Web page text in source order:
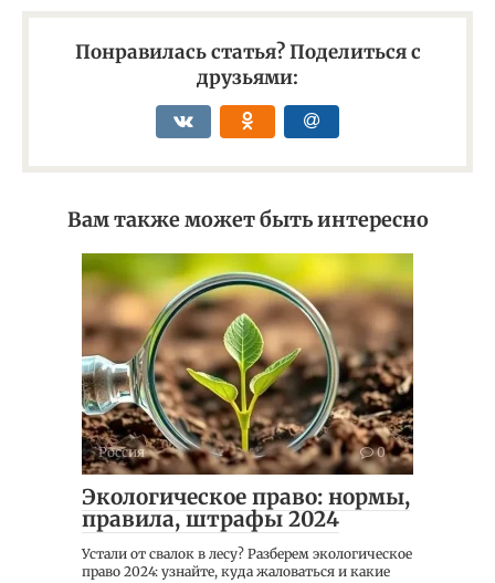
Понравилась статья? Поделиться с
друзьями:
Вам также может быть интересно
Россия 0
Экологическое право: нормы,
правила, штрафы 2024
Устали от свалок в лесу? Разберем экологическое
право 2024: узнайте, куда жаловаться и какие